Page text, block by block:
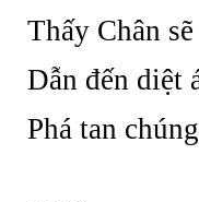
Thấy Chân
Dẫn đến diệt
Phá tan